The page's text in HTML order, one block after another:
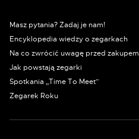
Masz pytania? Zadaj je nam!
Encyklopedia wiedzy o zegarkach
Na co zwrócić uwagę przed zakupem
Jak powstają zegarki
Spotkania „Time To Meet”
Zegarek Roku